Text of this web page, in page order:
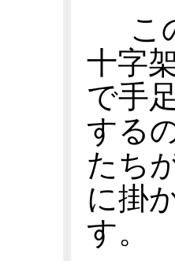
こ
十字
で手
する
たち
に掛
す。